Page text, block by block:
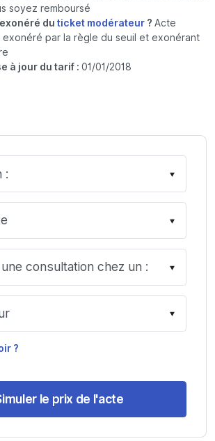
soyez remboursé
du ticket modérateur ? Acte
par la règle du seuil et exonérant
à jour du tarif : 01/01/2018
?
le prix de l'acte